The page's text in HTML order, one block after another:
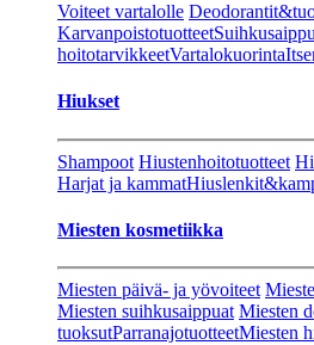
Voiteet vartalolle
Karvanpoistotuotteet
hoitotarvikkeetVartalokuorinta
Hiukset
Shampoot Hiustenhoitotuotteet
Harjat ja kammat
Miesten kosmetiikka
Miesten päivä- ja yövoiteet
Miesten suihkusaippuat Miesten
tuoksutParranajotuotteetMiesten